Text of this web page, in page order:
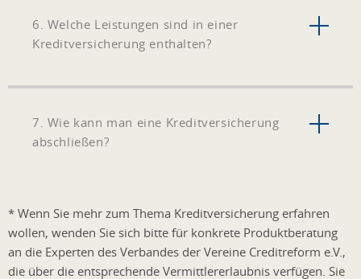
6. Welche Leistungen sind in einer
Kreditversicherung enthalten?
7. Wie kann man eine Kreditversicherung
abschließen?
* Wenn Sie mehr zum Thema Kreditversicherung erfahren
wollen, wenden Sie sich bitte für konkrete Produktberatung
an die Experten des Verbandes der Vereine Creditreform e.V.,
die über die entsprechende Vermittlererlaubnis verfügen. Sie